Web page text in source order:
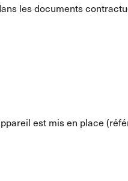
les documents
est mis en place